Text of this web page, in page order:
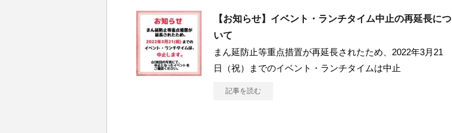
【お知らせ】イベント・ランチタイム中止の再延長につ
いて
まん延防止等重点措置が再延長されたため、2022年3月21
日（祝）までのイベント・ランチタイムは中止
記事を読む